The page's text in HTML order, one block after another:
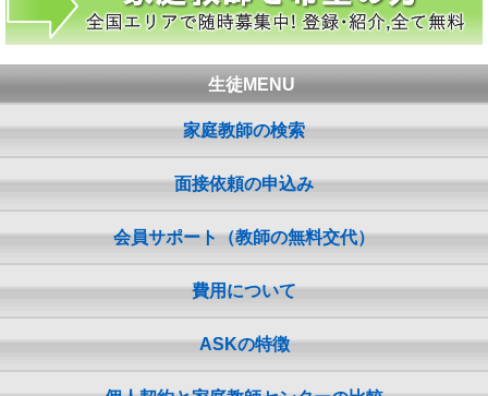
生徒MENU
家庭教師の検索
面接依頼の申込み
会員サポート（教師の無料交代）
費用について
ASKの特徴